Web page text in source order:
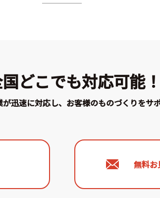
どこでも対応可能！
迅速に対応し、お客様のものづくりをサ
無料お